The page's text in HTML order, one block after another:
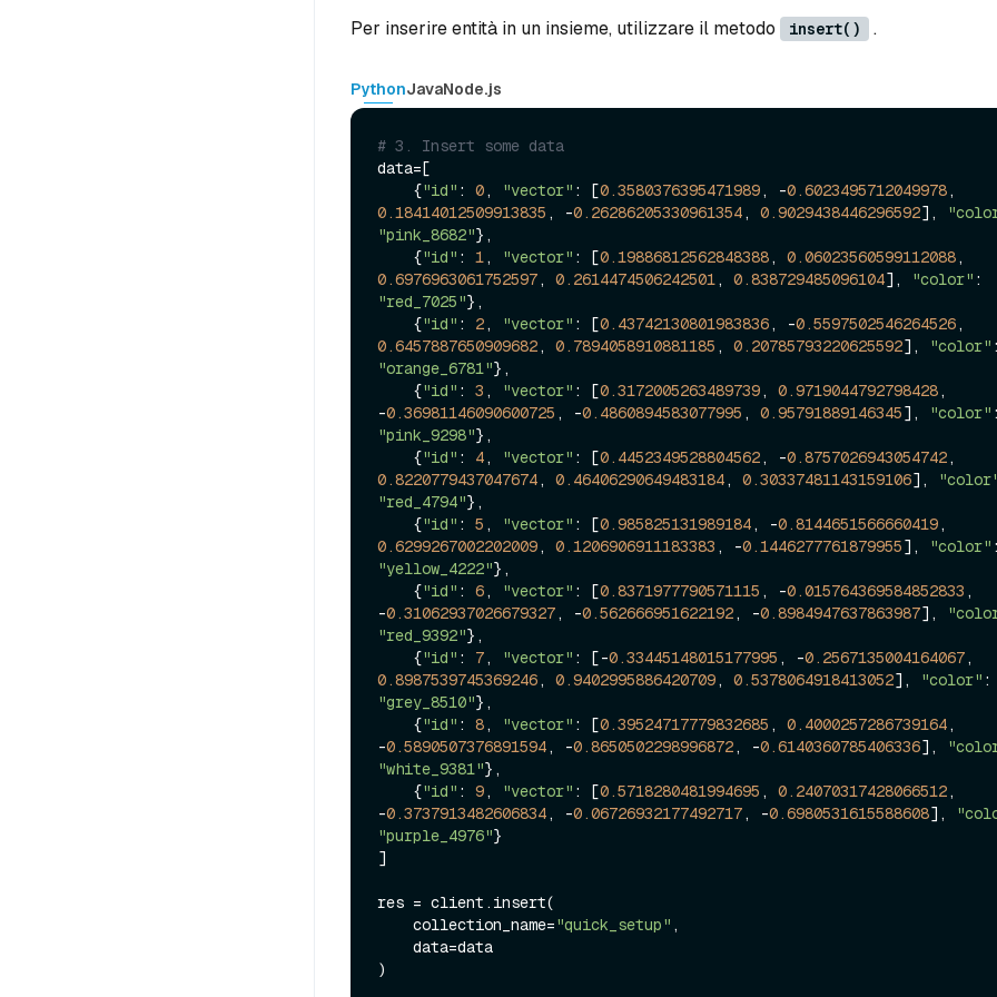
Per inserire entità in un insieme, utilizzare il metodo insert() .
PythonJavaNode.js
# 3. Insert some data
data=[
    {
"id" : 0, "vector" : [0.3580376395471989, -0.6023495712049978
0.18414012509913835 , -0.26286205330961354, 0.9029438446296592],
"pink_8682"},
    {
"id" : 1, "vector" : [0.19886812562848388, 0.06023560599112088
0.6976963061752597, 0.2614474506242501, 0.838729485096104], "color"
"red_7025"},
    {
"id" : 2, "vector" : [0.43742130801983836, -0.5597502546264526
0.6457887650909682, 0.7894058910881185 , 0.20785793220625592], "color"
"orange_6781"},
    {
"id" : 3 , "vector" : [0.3172005263489739, 0.9719044792798428,
-0.36981146090600725 , -0.4860894583077995 , 0.95791889146345], "color"
"pink_9298"},
    {
"id" : 4, "vector" : [0.4452349528804562, -0.8757026943054742
0.8220779437047674, 0.46406290649483184, 0.30337481143159106],
"red_4794"},
    {
"id" : 5 , "vector" : [0.985825131989184, -0.8144651566660419
0.6299267002202009, 0.1206906911183383 , -0.1446277761879955], "color"
"yellow_4222"},
    {
"id" : 6, "vector" : [0.8371977790571115 , -0.015764369584852833 ,
-0.31062937026679327, -0.562666951622192, -0.8984947637863987],
"red_9392"},
    {
"id" : 7, "vector" : [-0.33445148015177995 , -0.2567135004164067
0.8987539745369246, 0.9402995886420709, 0.5378064918413052], "color"
"grey_8510"},
    {
"id" : 8, "vector" : [0.39524717779832685 , 0.4000257286739164,
-0.5890507376891594, -0.8650502298996872, -0.6140360785406336],
"white_9381"},
    {
"id" : 9, "vector" : [0.5718280481994695 , 0.24070317428066512,
-0.3737913482606834, -0.06726932177492717, -0.6980531615588608],
"purple_4976"}
]
res = client.insert(
    collection_name=
"quick_setup" ,
)